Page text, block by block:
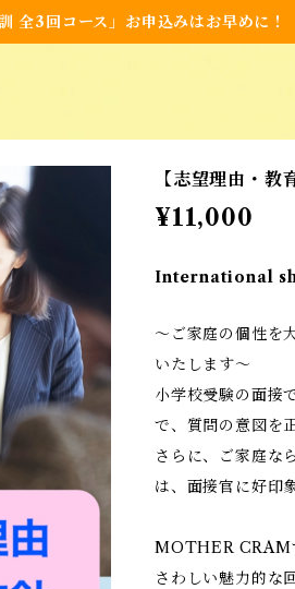
全3回コース」お申込みはお早めに！
【志望理由・
¥11,000
International
〜ご家庭の個性を
いたします〜
小学校受験の面接
で、質問の意図を
さらに、ご家庭な
は、面接官に好印
MOTHER CRAM
さわしい魅力的な